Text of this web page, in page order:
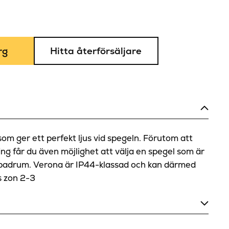
Hitta återförsäljare
ger ett perfekt ljus vid spegeln. Förutom att
får du även möjlighet att välja en spegel som är
Verona är IP44-klassad och kan därmed
zon 2-3